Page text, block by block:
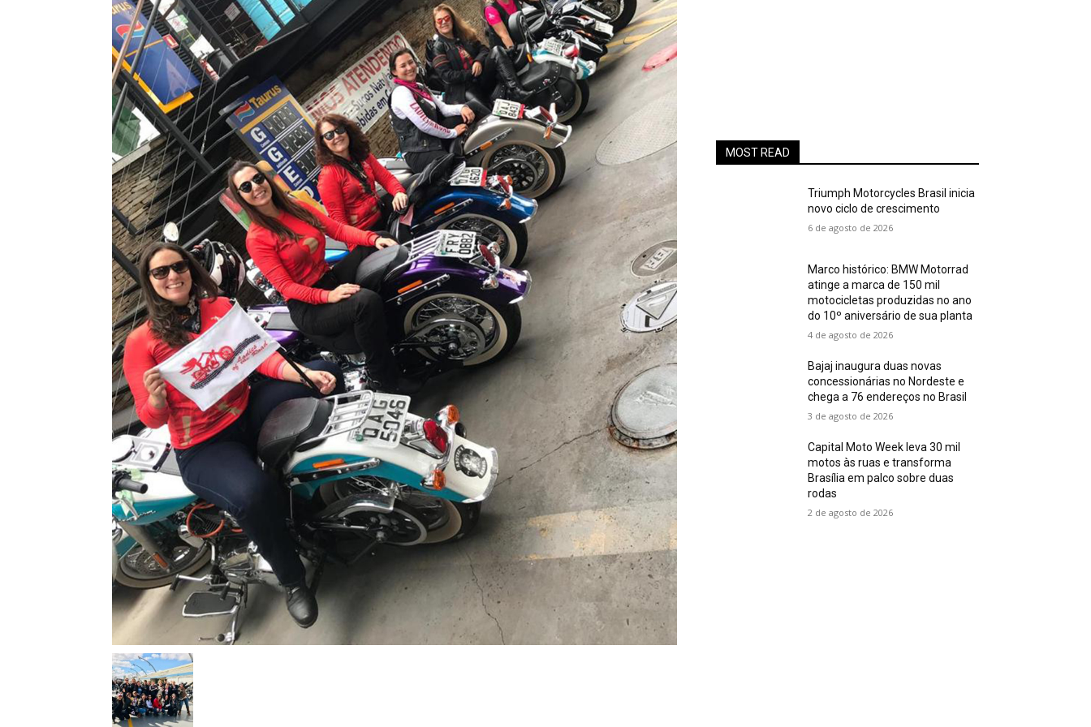
MOST READ
Triumph Motorcycles Brasil inicia
novo ciclo de crescimento
6 de agosto de 2026
Marco histórico: BMW Motorrad
atinge a marca de 150 mil
motocicletas produzidas no ano
do 10º aniversário de sua planta
4 de agosto de 2026
Bajaj inaugura duas novas
concessionárias no Nordeste e
chega a 76 endereços no Brasil
3 de agosto de 2026
Capital Moto Week leva 30 mil
motos às ruas e transforma
Brasília em palco sobre duas
rodas
2 de agosto de 2026